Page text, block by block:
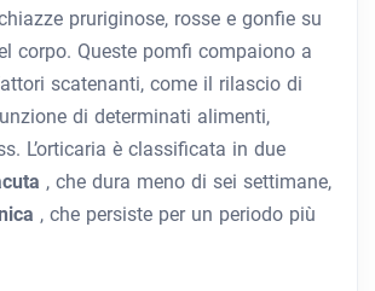
pruriginose, rosse e gonfie su
corpo. Queste pomfi compaiono a
scatenanti, come il rilascio di
di determinati alimenti,
L’orticaria è classificata in due
, che dura meno di sei settimane,
, che persiste per un periodo più